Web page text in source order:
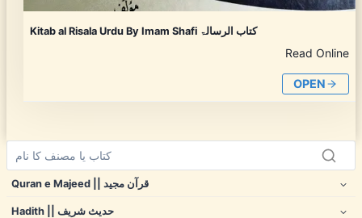
Kitab al Risala Urdu By Imam Shafi کتاب الرسالۃ
Read Online
OPEN
Quran e Majeed || قرآن مجید
Hadith || حدیث شریف